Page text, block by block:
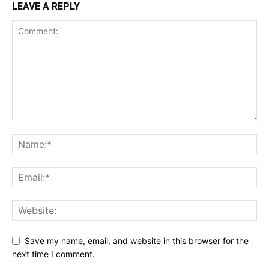
LEAVE A REPLY
Save my name, email, and website in this browser for the
next time I comment.